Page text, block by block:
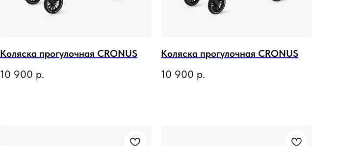
Коляска прогулочная CRONUS
10 900 р.
Коляска прогулочная CRONUS
10 900 р.